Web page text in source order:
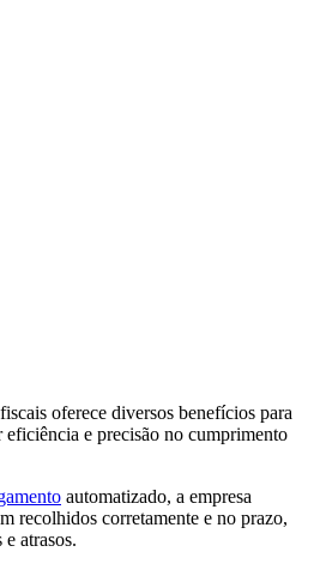
oferece diversos benefícios para
eficiência e precisão no cumprimento
automatizado, a empresa
recolhidos corretamente e no prazo,
atrasos.